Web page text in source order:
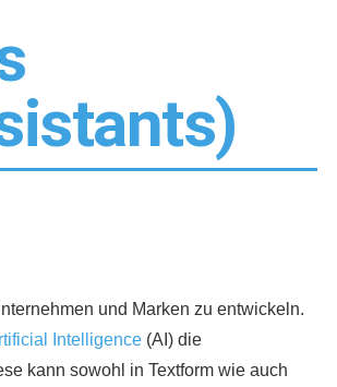
und Marken zu entwickeln.
Intelligence (AI) die
kann sowohl in Textform wie auch